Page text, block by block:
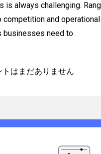
is always challenging.
competition and
businesses need to
トはまだありません